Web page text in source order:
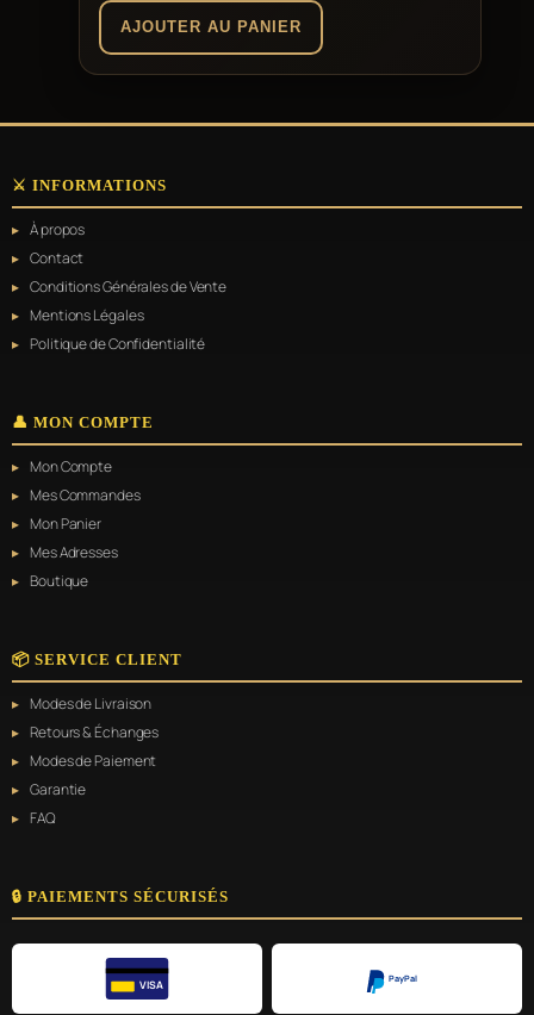
AJOUTER AU PANIER
⚔️ INFORMATIONS
À propos
Contact
Conditions Générales de Vente
Mentions Légales
Politique de Confidentialité
👤 MON COMPTE
Mon Compte
Mes Commandes
Mon Panier
Mes Adresses
Boutique
📦 SERVICE CLIENT
Modes de Livraison
Retours & Échanges
Modes de Paiement
Garantie
FAQ
🔒 PAIEMENTS SÉCURISÉS
VISA
PayPal